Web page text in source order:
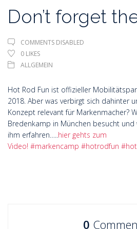
Don’t forget
COMMENTS DISABLED
0 LIKES
ALLGEMEIN
Hot Rod Fun ist offizieller
2018. Aber was verbirgt sich dahinter
Konzept relevant für Markenmacher?
Bredenkamp in München besucht
ihm erfahren…..hier gehts zum
Video! #markencamp #hotrodfun #
0